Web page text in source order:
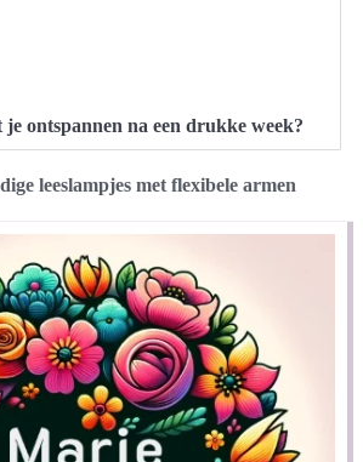
ontspannen na een drukke week?
leeslampjes met flexibele armen